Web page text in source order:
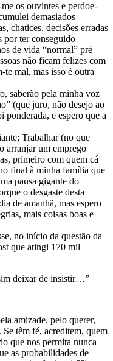
os ouvintes e perdoe-
demasiados
chatices, decisões erradas
por ter conseguido
de vida “normal” pré
não ficam felizes com
te mal, mas isso é outra
saberão pela minha voz
(que juro, não desejo ao
e espero que a
Trabalhar (no que
arranjar um emprego
primeiro com quem cá
final à minha família que
pausa gigante do
o desgaste desta
de amanhã, mas espero
mais coisas boas e
no início da questão da
que atingi 170 mil
deixar de insistir…”
amizade, pelo querer,
Se têm fé, acreditem, quem
que nos permita nunca
as probabilidades de